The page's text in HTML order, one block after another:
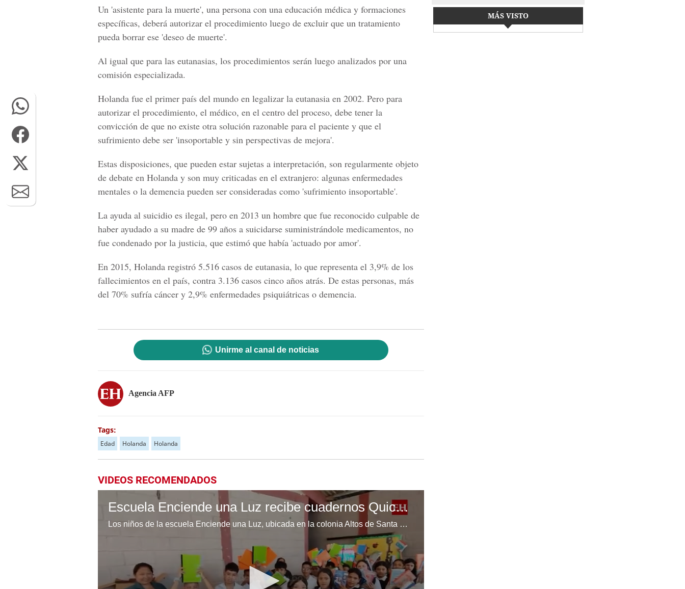
Un 'asistente para la muerte', una persona con una educación médica y formaciones
específicas, deberá autorizar el procedimiento luego de excluir que un tratamiento
pueda borrar ese 'deseo de muerte'.
Al igual que para las eutanasias, los procedimientos serán luego analizados por una
comisión especializada.
Holanda fue el primer país del mundo en legalizar la eutanasia en 2002. Pero para
autorizar el procedimiento, el médico, en el centro del proceso, debe tener la
convicción de que no existe otra solución razonable para el paciente y que el
sufrimiento debe ser 'insoportable y sin perspectivas de mejora'.
Estas disposiciones, que pueden estar sujetas a interpretación, son regularmente objeto
de debate en Holanda y son muy criticadas en el extranjero: algunas enfermedades
mentales o la demencia pueden ser consideradas como 'sufrimiento insoportable'.
La ayuda al suicidio es ilegal, pero en 2013 un hombre que fue reconocido culpable de
haber ayudado a su madre de 99 años a suicidarse suministrándole medicamentos, no
fue condenado por la justicia, que estimó que había 'actuado por amor'.
En 2015, Holanda registró 5.516 casos de eutanasia, lo que representa el 3,9% de los
fallecimientos en el país, contra 3.136 casos cinco años atrás. De estas personas, más
del 70% sufría cáncer y 2,9% enfermedades psiquiátricas o demencia.
Unirme al canal de noticias
Agencia AFP
Tags:
Edad Holanda Holanda
VIDEOS RECOMENDADOS
Escuela Enciende una Luz recibe cuadernos Quick, gracias a la Maratón del Saber
Los niños de la escuela Enciende una Luz, ubicada en la colonia Altos de Santa Rosa, al sur de Tegucigalpa, recibieron cuadernos Quick como parte de la Campaña Maratón del Saber.
MÁS VISTO